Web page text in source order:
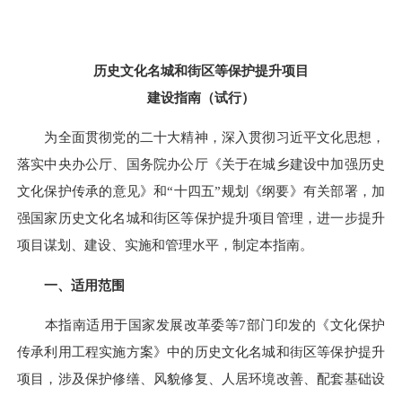
历史文化名城和街区等保护提升项目
建设指南（试行）
为全面贯彻党的二十大精神，深入贯彻习近平文化思想，
落实中央办公厅、国务院办公厅《关于在城乡建设中加强历史
文化保护传承的意见》和“十四五”规划《纲要》有关部署，加
强国家历史文化名城和街区等保护提升项目管理，进一步提升
项目谋划、建设、实施和管理水平，制定本指南。
一、适用范围
本指南适用于国家发展改革委等7部门印发的《文化保护
传承利用工程实施方案》中的历史文化名城和街区等保护提升
项目，涉及保护修缮、风貌修复、人居环境改善、配套基础设